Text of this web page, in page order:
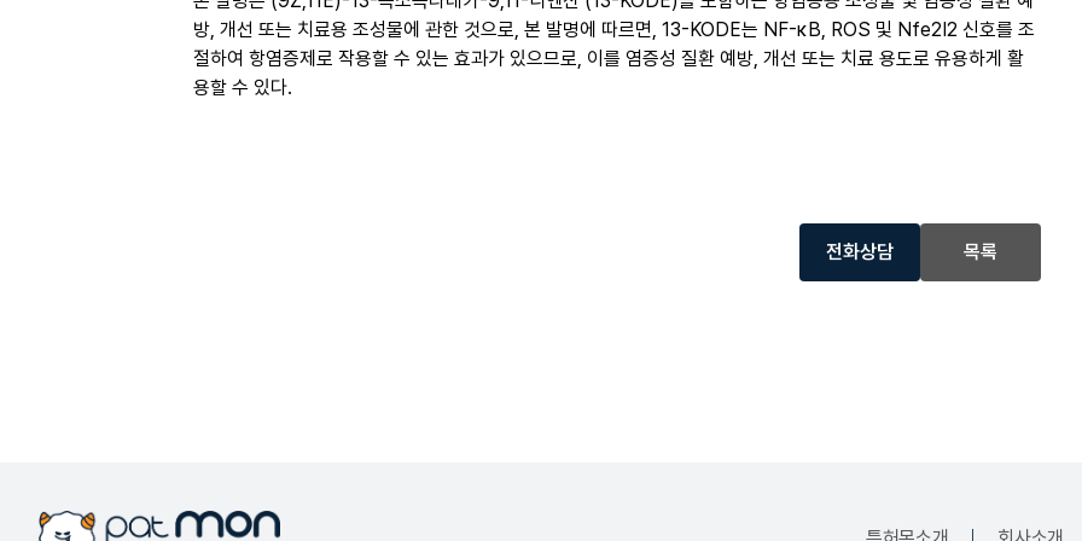
방, 개선 또는 치료용 조성물에 관한 것으로, 본 발명에 따르면, 13-KODE는 NF-κB, ROS 및 Nfe2I2 신호를 조
절하여 항염증제로 작용할 수 있는 효과가 있으므로, 이를 염증성 질환 예방, 개선 또는 치료 용도로 유용하게 활
용할 수 있다.
전화상담 목록